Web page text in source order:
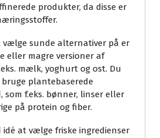
produkter, da disse er
vælge sunde alternativer på er
eller magre versioner af
mælk, yoghurt og ost. Du
plantebaserede
f.eks. bønner, linser eller
på protein og fiber.
idé at vælge friske ingredienser